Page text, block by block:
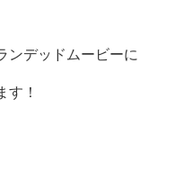
ンデッドムービーに
す！